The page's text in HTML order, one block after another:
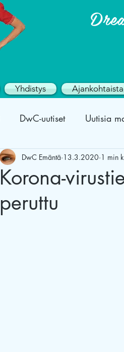
Yhdistys Ajankohtaista
DwC-uutiset Uutisia
Korona-
peruttu
DwC Emäntä 13.3.2020 1 min